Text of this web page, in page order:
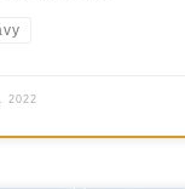
2022